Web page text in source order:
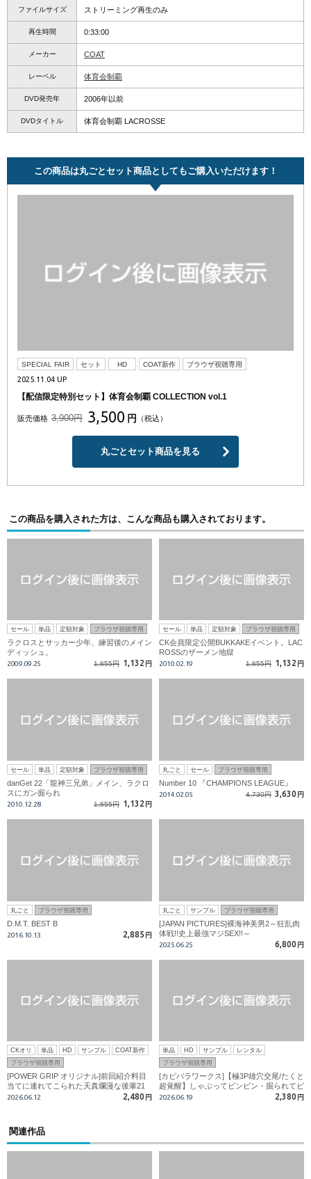
ファイルサイズ ストリーミング再生のみ
再生時間 0:33:00
メーカー COAT
レーベル 体育会制覇
DVD発売年 2006年以前
DVDタイトル 体育会制覇 LACROSSE
この商品は丸ごとセット商品としてもご購入いただけます！
SPECIAL FAIR セット HD COAT新作 ブラウザ視聴専用
2025.11.04 UP
【配信限定特別セット】体育会制覇 COLLECTION vol.1
販売価格 3,900円 3,500 円 （税込）
丸ごとセット商品を見る
この商品を購入された方は、こんな商品も購入されております。
セール 単品 定額対象 ブラウザ視聴専用
ラクロスとサッカー少年、練習後のメイン
ディッシュ。
2009.09.25 1,655円 1,132 円
セール 単品 定額対象 ブラウザ視聴専用
CK会員限定公開BUKKAKEイベント。LAC
ROSSのザーメン地獄
2010.02.19 1,655円 1,132 円
セール 単品 定額対象 ブラウザ視聴専用
danGet 22「龍神三兄弟」メイン、ラクロ
スにガン掘られ
2010.12.28 1,655円 1,132 円
丸ごと セール ブラウザ視聴専用
Number 10 『CHAMPIONS LEAGUE』
2014.02.05 4,730円 3,630 円
丸ごと ブラウザ視聴専用
D.M.T. BEST B
2016.10.13 2,885 円
丸ごと サンプル ブラウザ視聴専用
[JAPAN PICTURES]裸海神美男2～狂乱肉
体戦!!史上最強マジSEX!!～
2025.06.25 6,800 円
CKオリ 単品 HD サンプル
COAT新作
ブラウザ視聴専用
[POWER GRIP オリジナル]前回紹介料目
当てに連れてこられた天真爛漫な後輩21
才! 単独出演で初ウケ!
2026.06.12 2,480 円
単品 HD サンプル
レンタル
ブラウザ視聴専用
[カピバラワークス]【極3P雄穴交尾/たくと
超覚醒】しゃぶってビンビン・掘られてビ
ンビン生久しい映像満載のノンストップ4
2026.06.19 2,380 円
関連作品